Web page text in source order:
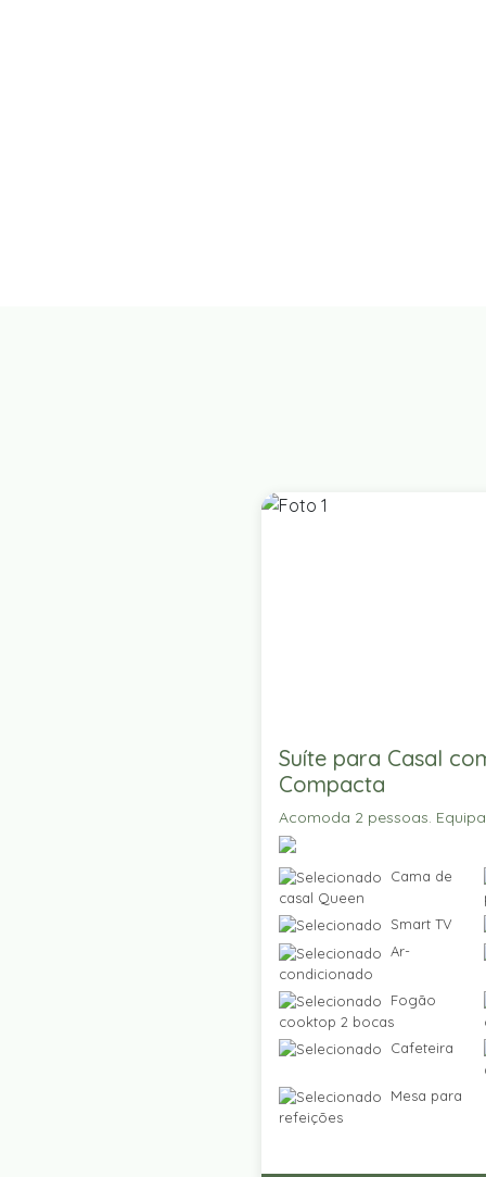
Suíte para Casal
Compacta
Acomoda 2 pessoas.
Cama de
casal Queen
Smart TV
Ar-
condicionado
Fogão
cooktop 2 bocas
Cafeteira
Mesa para
refeições